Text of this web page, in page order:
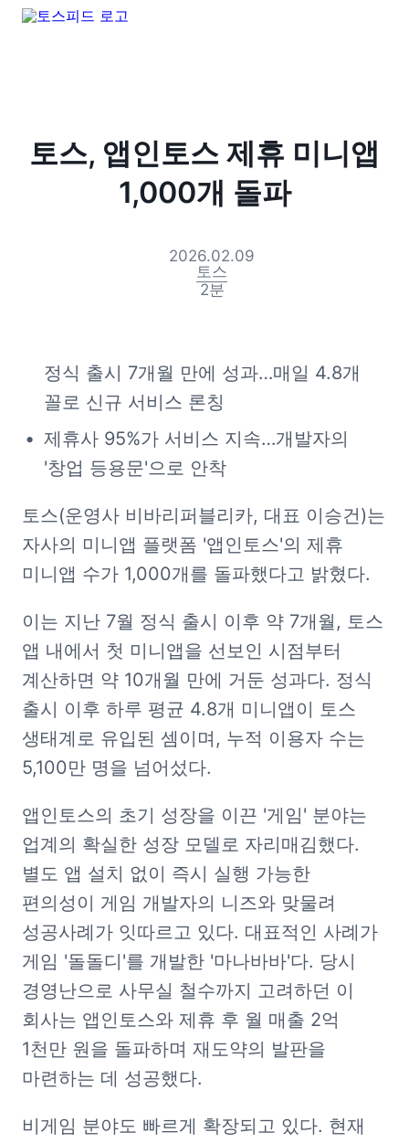
토스, 앱인토스 제휴 미니앱
1,000개 돌파
2026.02.09
토스
2분
정식 출시 7개월 만에 성과…매일 4.8개
꼴로 신규 서비스 론칭
제휴사 95%가 서비스 지속…개발자의
'창업 등용문'으로 안착
토스(운영사 비바리퍼블리카, 대표 이승건)는
자사의 미니앱 플랫폼 '앱인토스'의 제휴
미니앱 수가 1,000개를 돌파했다고 밝혔다.
이는 지난 7월 정식 출시 이후 약 7개월, 토스
앱 내에서 첫 미니앱을 선보인 시점부터
계산하면 약 10개월 만에 거둔 성과다. 정식
출시 이후 하루 평균 4.8개 미니앱이 토스
생태계로 유입된 셈이며, 누적 이용자 수는
5,100만 명을 넘어섰다.
앱인토스의 초기 성장을 이끈 '게임' 분야는
업계의 확실한 성장 모델로 자리매김했다.
별도 앱 설치 없이 즉시 실행 가능한
편의성이 게임 개발자의 니즈와 맞물려
성공사례가 잇따르고 있다. 대표적인 사례가
게임 '돌돌디'를 개발한 '마나바바'다. 당시
경영난으로 사무실 철수까지 고려하던 이
회사는 앱인토스와 제휴 후 월 매출 2억
1천만 원을 돌파하며 재도약의 발판을
마련하는 데 성공했다.
비게임 분야도 빠르게 확장되고 있다. 현재